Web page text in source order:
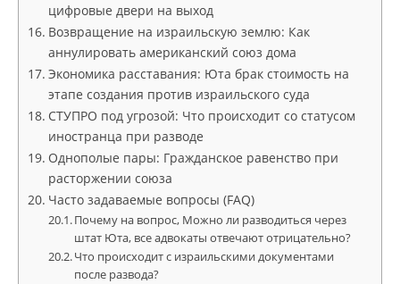
цифровые двери на выход
Возвращение на израильскую землю: Как
аннулировать американский союз дома
Экономика расставания: Юта брак стоимость на
этапе создания против израильского суда
СТУПРО под угрозой: Что происходит со статусом
иностранца при разводе
Однополые пары: Гражданское равенство при
расторжении союза
Часто задаваемые вопросы (FAQ)
Почему на вопрос, Можно ли разводиться через
штат Юта, все адвокаты отвечают отрицательно?
Что происходит с израильскими документами
после развода?